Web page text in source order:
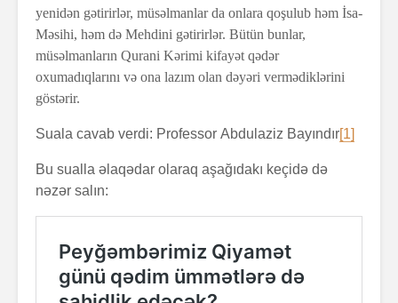
yenidən gətirirlər, müsəlmanlar da onlara qoşulub həm İsa-
Məsihi, həm də Mehdini gətirirlər. Bütün bunlar,
müsəlmanların Qurani Kərimi kifayət qədər
oxumadıqlarını və ona lazım olan dəyəri vermədiklərini
göstərir.
Suala cavab verdi: Professor Abdulaziz Bayındır[1]
Bu sualla əlaqədar olaraq aşağıdakı keçidə də
nəzər salın: